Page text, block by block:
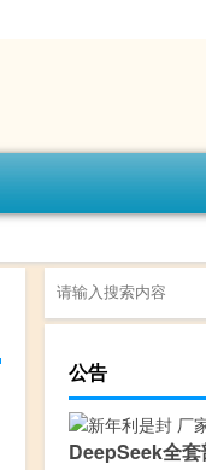
公告
DeepSeek全